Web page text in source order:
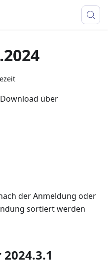
über
der Anmeldung oder
sortiert werden